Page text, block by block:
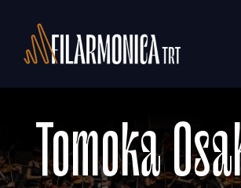
contenuto
CONCERTI
ABOUT
SOSTENITORI
Tomoka